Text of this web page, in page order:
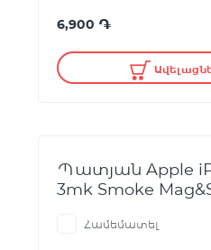
6,900 ֏
Պատյան Apple
3mk Smoke
Համեմատել